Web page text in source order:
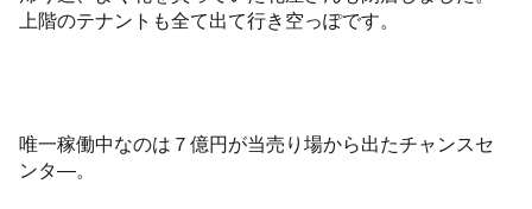
上階のテナントも全て出て行き空っぽです。
唯一稼働中なのは７億円が当売り場から出たチャンスセ
ンタ—。